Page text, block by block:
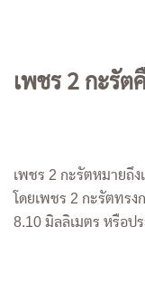
เพชร 2 กะรัต
เพชร 2 กะรัตหมายถึ
โดยเพชร 2 กะรัตทร
8.10 มิลลิเมตร หรือป